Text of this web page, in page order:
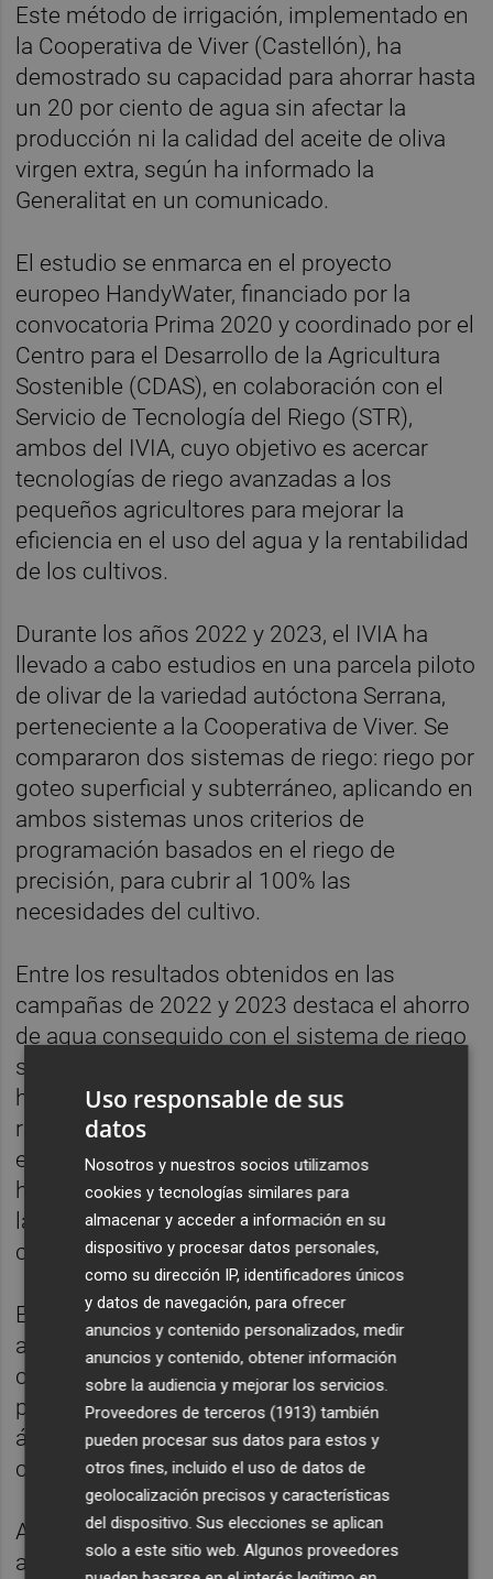
Este método de irrigación, implementado en
la Cooperativa de Viver (Castellón), ha
demostrado su capacidad para ahorrar hasta
un 20 por ciento de agua sin afectar la
producción ni la calidad del aceite de oliva
virgen extra, según ha informado la
Generalitat en un comunicado.
El estudio se enmarca en el proyecto
europeo HandyWater, financiado por la
convocatoria Prima 2020 y coordinado por el
Centro para el Desarrollo de la Agricultura
Sostenible (CDAS), en colaboración con el
Servicio de Tecnología del Riego (STR),
ambos del IVIA, cuyo objetivo es acercar
tecnologías de riego avanzadas a los
pequeños agricultores para mejorar la
eficiencia en el uso del agua y la rentabilidad
de los cultivos.
Durante los años 2022 y 2023, el IVIA ha
llevado a cabo estudios en una parcela piloto
de olivar de la variedad autóctona Serrana,
perteneciente a la Cooperativa de Viver. Se
compararon dos sistemas de riego: riego por
goteo superficial y subterráneo, aplicando en
ambos sistemas unos criterios de
programación basados en el riego de
precisión, para cubrir al 100% las
necesidades del cultivo.
Entre los resultados obtenidos en las
campañas de 2022 y 2023 destaca el ahorro
de agua conseguido con el sistema de riego
subterráneo, que logró reducir el consumo
hídrico en un 20% en comparación con el
riego superficial gracias a la reducción de la
evaporación y al uso de sensores de
humedad del suelo. A pesar de este ahorro,
la producción de aceite se mantuvo
constante.
En la campaña 2023, considerada un año de
alta carga productiva, los árboles regados
con el sistema subterráneo produjeron en
promedio 20,6 kilogramos de aceituna por
árbol, similar a los rendimientos obtenidos
con el riego superficial.
Asimismo, la calidad del aceite no se vio
afectada por el cambio en el sistema de
Uso responsable de sus
datos
Nosotros y nuestros socios utilizamos
cookies y tecnologías similares para
almacenar y acceder a información en su
dispositivo y procesar datos personales,
como su dirección IP, identificadores únicos
y datos de navegación, para ofrecer
anuncios y contenido personalizados, medir
anuncios y contenido, obtener información
sobre la audiencia y mejorar los servicios.
Proveedores de terceros (1913) también
pueden procesar sus datos para estos y
otros fines, incluido el uso de datos de
geolocalización precisos y características
del dispositivo. Sus elecciones se aplican
solo a este sitio web. Algunos proveedores